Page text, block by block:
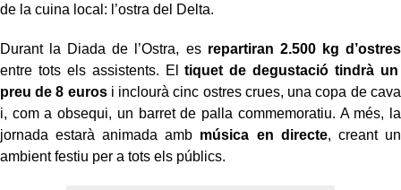
de la cuina local: l’ostra del Delta.
Durant la Diada de l’Ostra, es repartiran 2.500 kg d’ostres
entre tots els assistents. Eltiquet de degustació tindrà un
preu de 8 eurosi inclouràcinc ostres crues, una copa de cava
i, com a obsequi, un barret de palla commemoratiu. A més, la
jornada estarà animada amb música en directe, creant un
ambient festiu per a tots els públics.